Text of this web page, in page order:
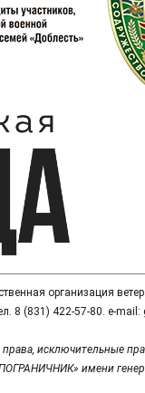
организация
8 (831) 422-57-80. e-
исключительные
имени